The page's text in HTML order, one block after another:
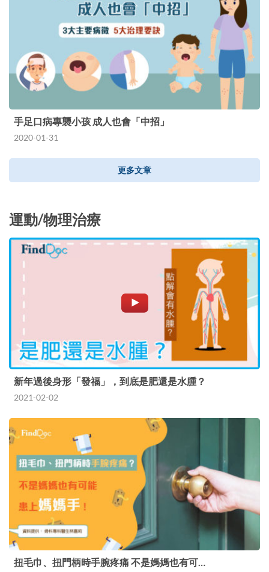
手足口病專襲小孩 成人也會「中招」
2020-01-31
更多文章
運動/物理治療
新年過後身形「發福」，到底是肥還是水腫？
2021-02-02
扭毛巾、扭門柄時手腕疼痛 不是媽媽也有可…